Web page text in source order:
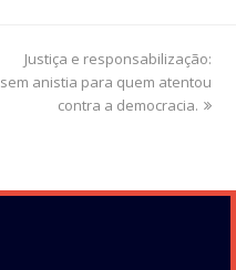
next
post:
Justiça e responsabilização:
sem anistia para quem atentou
contra a democracia.